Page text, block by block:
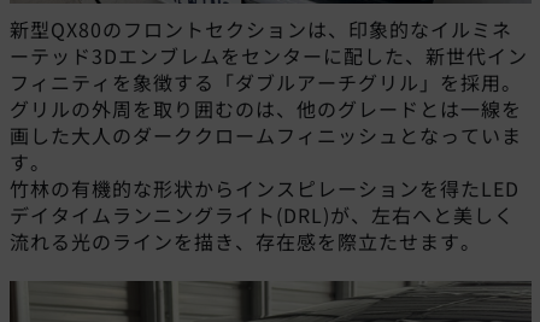
新型QX80のフロントセクションは、印象的なイルミネ
ーテッド3Dエンブレムをセンターに配した、新世代イン
フィニティを象徴する「ダブルアーチグリル」を採用。
グリルの外周を取り囲むのは、他のグレードとは一線を
画した大人のダーククロームフィニッシュとなっていま
す。
竹林の有機的な形状からインスピレーションを得たLED
デイタイムランニングライト(DRL)が、左右へと美しく
流れる光のラインを描き、存在感を際立たせます。